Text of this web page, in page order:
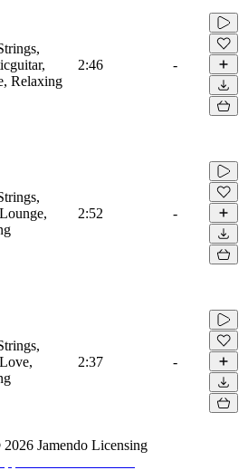
Relaxing
2:46 -
2:52 -
2:37 -
2026 Jamendo Licensing